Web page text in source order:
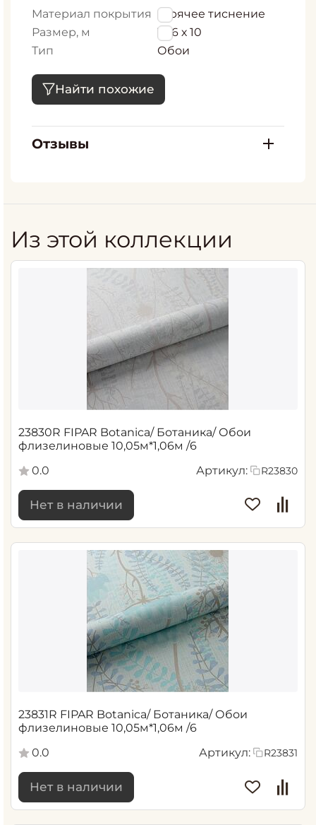
Материал покрытия Горячее тиснение
Размер, м
1,06 х 10
Тип
Обои
Найти похожие
Отзывы
Из этой коллекции
23830R FIPAR Botanica/ Ботаника/ Обои
флизелиновые 10,05м*1,06м /6
0.0
Артикул: R23830
Нет в наличии
23831R FIPAR Botanica/ Ботаника/ Обои
флизелиновые 10,05м*1,06м /6
0.0
Артикул: R23831
Нет в наличии